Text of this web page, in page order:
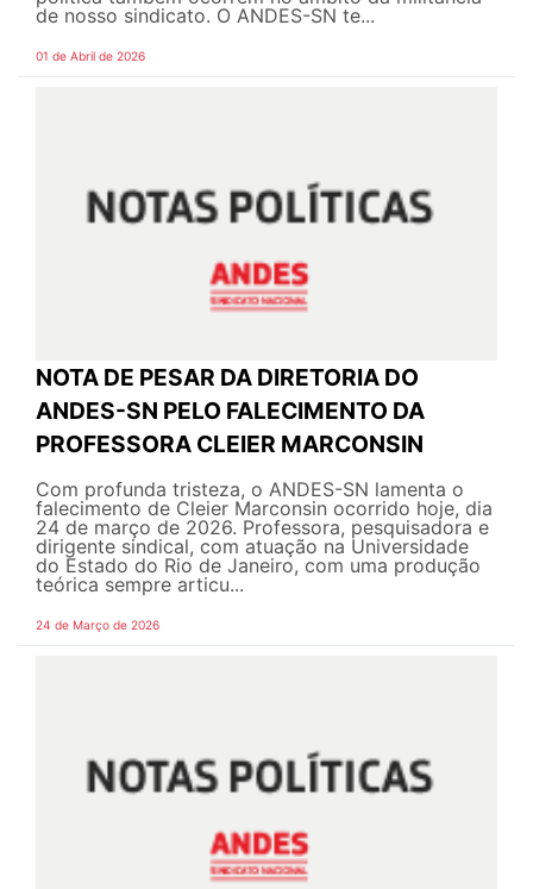
de nosso sindicato. O ANDES-SN te...
01 de Abril de 2026
NOTA DE PESAR DA DIRETORIA DO
ANDES-SN PELO FALECIMENTO DA
PROFESSORA CLEIER MARCONSIN
Com profunda tristeza, o ANDES-SN lamenta o
falecimento de Cleier Marconsin ocorrido hoje, dia
24 de março de 2026. Professora, pesquisadora e
dirigente sindical, com atuação na Universidade
do Estado do Rio de Janeiro, com uma produção
teórica sempre articu...
24 de Março de 2026